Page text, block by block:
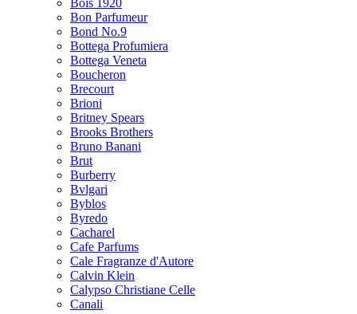
Bois 1920
Bon Parfumeur
Bond No.9
Bottega Profumiera
Bottega Veneta
Boucheron
Brecourt
Brioni
Britney Spears
Brooks Brothers
Bruno Banani
Brut
Burberry
Bvlgari
Byblos
Byredo
Cacharel
Cafe Parfums
Cale Fragranze d'Autore
Calvin Klein
Calypso Christiane Celle
Canali